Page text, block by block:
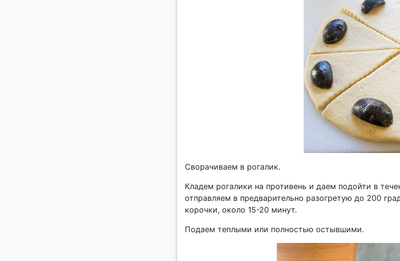
Сворачиваем в рогалик.
Кладем рогалики на противень и даем подойти в
отправляем в предварительно разогретую до 200
корочки, около 15-20 минут.
Подаем теплыми или полностью остывшими.